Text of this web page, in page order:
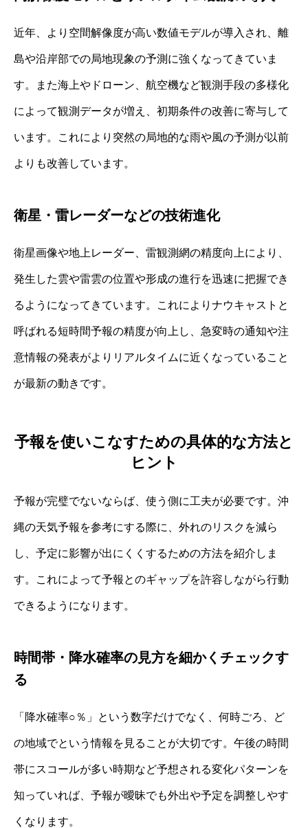
近年、より空間解像度が高い数値モデルが導入され、離
島や沿岸部での局地現象の予測に強くなってきていま
す。また海上やドローン、航空機など観測手段の多様化
によって観測データが増え、初期条件の改善に寄与して
います。これにより突然の局地的な雨や風の予測が以前
よりも改善しています。
衛星・雷レーダーなどの技術進化
衛星画像や地上レーダー、雷観測網の精度向上により、
発生した雲や雷雲の位置や形成の進行を迅速に把握でき
るようになってきています。これによりナウキャストと
呼ばれる短時間予報の精度が向上し、急変時の通知や注
意情報の発表がよりリアルタイムに近くなっていること
が最新の動きです。
予報を使いこなすための具体的な方法と
ヒント
予報が完璧でないならば、使う側に工夫が必要です。沖
縄の天気予報を参考にする際に、外れのリスクを減ら
し、予定に影響が出にくくするための方法を紹介しま
す。これによって予報とのギャップを許容しながら行動
できるようになります。
時間帯・降水確率の見方を細かくチェックす
る
「降水確率○％」という数字だけでなく、何時ごろ、ど
の地域でという情報を見ることが大切です。午後の時間
帯にスコールが多い時期など予想される変化パターンを
知っていれば、予報が曖昧でも外出や予定を調整しやす
くなります。